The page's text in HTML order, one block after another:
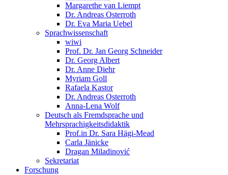
Margarethe van Liempt
Dr. Andreas Osterroth
Dr. Eva Maria Uebel
Sprachwissenschaft
wiwi
Prof. Dr. Jan Georg Schneider
Dr. Georg Albert
Dr. Anne Diehr
Myriam Goll
Rafaela Kastor
Dr. Andreas Osterroth
Anna-Lena Wolf
Deutsch als Fremdsprache und
Mehrsprachigkeitsdidaktik
Prof.in Dr. Sara Hägi-Mead
Carla Jänicke
Dragan Miladinović
Sekretariat
Forschung